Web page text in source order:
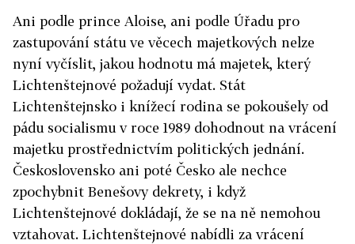
Ani podle prince Aloise, ani podle Úřadu pro
zastupování státu ve věcech majetkových nelze
nyní vyčíslit, jakou hodnotu má majetek, který
Lichtenštejnové požadují vydat. Stát
Lichtenštejnsko i knížecí rodina se pokoušely od
pádu socialismu v roce 1989 dohodnout na vrácení
majetku prostřednictvím politických jednání.
Československo ani poté Česko ale nechce
zpochybnit Benešovy dekrety, i když
Lichtenštejnové dokládají, že se na ně nemohou
vztahovat. Lichtenštejnové nabídli za vrácení